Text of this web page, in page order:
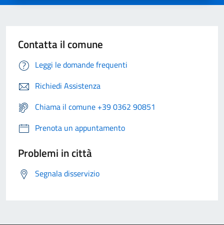
Contatta il comune
Leggi le domande frequenti
Richiedi Assistenza
Chiama il comune +39 0362 90851
Prenota un appuntamento
Problemi in città
Segnala disservizio